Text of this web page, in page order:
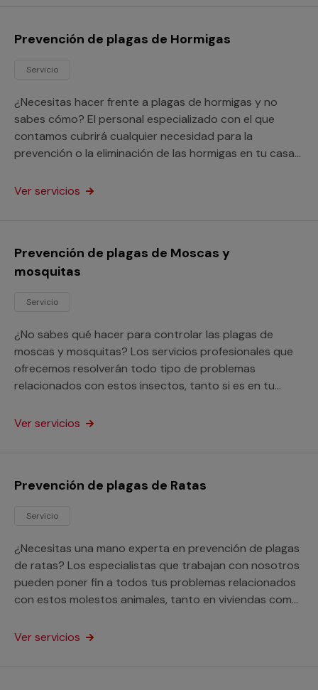
Prevención de plagas de Hormigas
Servicio
¿Necesitas hacer frente a plagas de hormigas y no
sabes cómo? El personal especializado con el que
contamos cubrirá cualquier necesidad para la
prevención o la eliminación de las hormigas en tu casa
Ver servicios
Prevención de plagas de Moscas y
mosquitas
Servicio
¿No sabes qué hacer para controlar las plagas de
moscas y mosquitas? Los servicios profesionales que
ofrecemos resolverán todo tipo de problemas
relacionados con estos insectos, tanto si es en tu
Ver servicios
Prevención de plagas de Ratas
Servicio
¿Necesitas una mano experta en prevención de plagas
de ratas? Los especialistas que trabajan con nosotros
pueden poner fin a todos tus problemas relacionados
con estos molestos animales, tanto en viviendas como
Ver servicios